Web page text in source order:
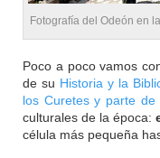
Fotografía del Odeón en
Poco a poco vamos
de su Historia y la
los Curetes y parte de
culturales de la época:
célula más pequeña